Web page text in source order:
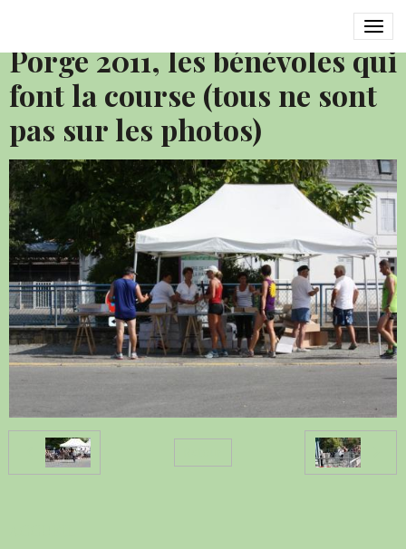
Porge 2011, les bénévoles qui
font la course (tous ne sont
pas sur les photos)